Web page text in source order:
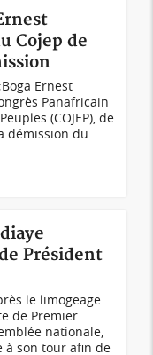
Cojep de
Ernest
Panafricain
(COJEP), de
démission du
Président
le limogeage
de Premier
nationale,
à son tour afin de